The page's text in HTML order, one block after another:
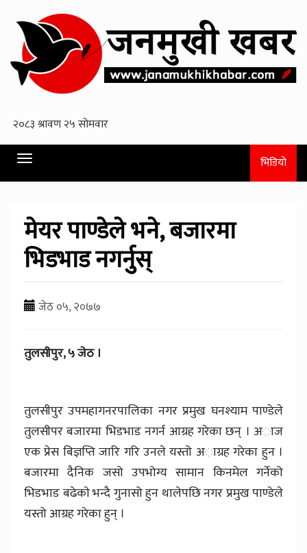
Toggle
navigation
भिडियो
मेयर पाण्डेले भने, बजारमा
भिडभाड नगर्नुुस्
जेठ ०५, २०७७
तुलसीपुर, ५ जेठ ।
तुलसीपुर उपमहागनरपालिका नगर प्रमुख घनश्याम पाण्डेले
तुलसीपर बजारमा भिडभाड नगर्न आग्रह गरेका छन् । अाज
एक प्रेस बिज्ञप्ति जारि गरि उनले यस्तो अाग्रह गरेका हुन ।
बजारमा दैनिक जसो उपभोग्य सामान किनमेल गर्नेको
भिडभाड बढेकाे भन्दै गुनासो हुन थालेपछि नगर प्रमुख पाण्डेले
यस्तो आग्रह गरेका हुन् ।